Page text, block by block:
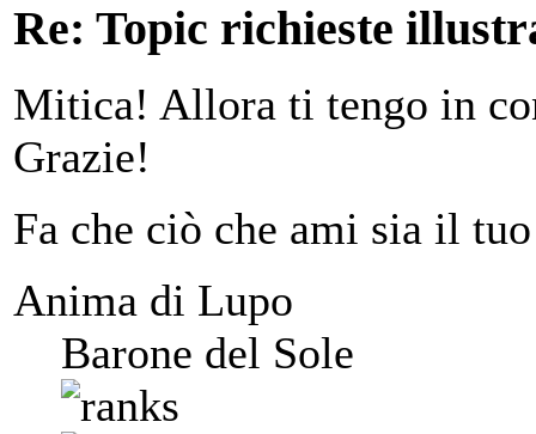
Re: Topic richieste
Mitica! Allora ti tengo in
Grazie!
Fa che ciò che ami sia il
Anima di Lupo
Barone del Sole